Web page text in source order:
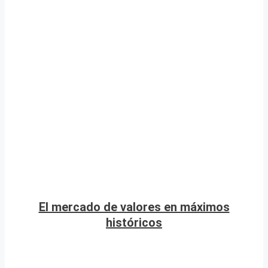
El mercado de valores en máximos
históricos